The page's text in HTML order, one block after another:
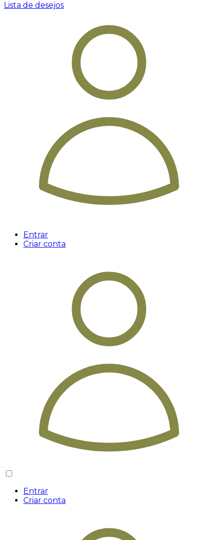
Lista de desejos
Entrar
Criar conta
Entrar
Criar conta